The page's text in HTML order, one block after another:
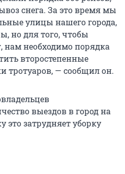
снега. За это время мы
улицы нашего города,
но для того, чтобы
нам необходимо порядка
второстепенные
тротуаров, — сообщил он.
выездов в город на
это затрудняет уборку